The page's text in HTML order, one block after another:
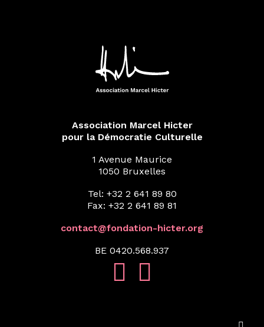
Association Marcel Hicter
pour la Démocratie Culturelle
1 Avenue Maurice
1050 Bruxelles
Tel: +32 2 641 89 80
Fax: +32 2 641 89 81
contact@fondation-hicter.org
BE 0420.568.937